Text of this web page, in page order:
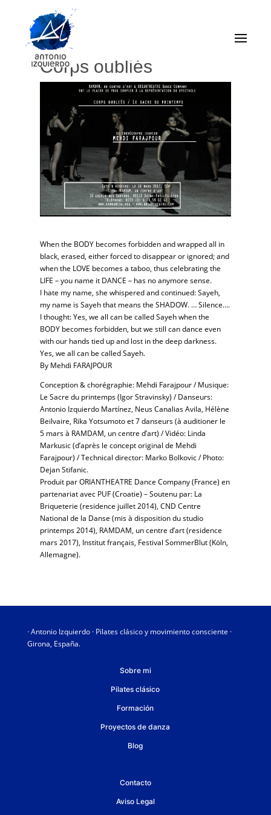
Le sacre du printemps /
Corps oubliés
When the BODY becomes forbidden and wrapped all in
black, erased, either forced to disappear or ignored; and
when the LOVE becomes a taboo, thus celebrating the
LIFE – you name it DANCE – has no anymore sense.
I hate my name, she whispered and continued: Sayeh,
my name is Sayeh that means the SHADOW. … Silence….
I thought: Yes, we all can be called Sayeh when the
BODY becomes forbidden, but we still can dance even
with our hands tied up and lost in the deep darkness.
Yes, we all can be called Sayeh.
By Mehdi FARAJPOUR
Conception & chorégraphie: Mehdi Farajpour / Musique:
Le Sacre du printemps (Igor Stravinsky) / Danseurs:
Antonio Izquierdo Martínez, Neus Canalias Avila, Hélène
Beilvaire, Rika Yotsumoto et 7 danseurs (à auditioner le
5 mars à RAMDAM, un centre d’art) / Vidéo: Linda
Markusic (d’après le concept original de Mehdi
Farajpour) / Technical director: Marko Bolkovic / Photo:
Dejan Stifanic.
Produit parORIANTHEATRE Dance Company (France) en
partenariat avec PUF (Croatie) – Soutenu par: La
Briqueterie (residence juillet 2014), CND Centre
National de la Danse (mis à disposition du studio
printemps 2014), RAMDAM, un centre d’art (residence
mars 2017), Institut français, Festival SommerBlut (Köln,
Allemagne).
· Antonio Izquierdo · Pilates clásico y movimiento consciente ·
Girona, España.
Sobre mi
Pilates clásico
Formación
Proyectos de danza
Blog
Contacto
Aviso Legal